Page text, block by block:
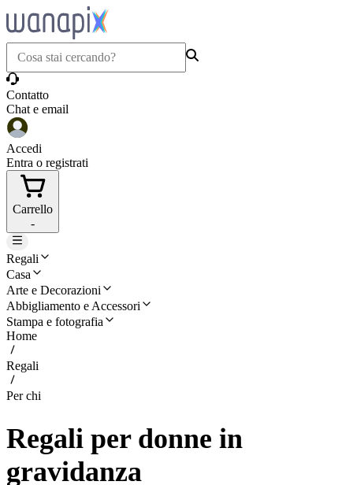
Contatto
Chat e email
Accedi
Entra o registrati
Carrello
-
Regali
Casa
Arte e Decorazioni
Abbigliamento e Accessori
Stampa e fotografia
Home
Regali
Per chi
Regali per donne in
gravidanza